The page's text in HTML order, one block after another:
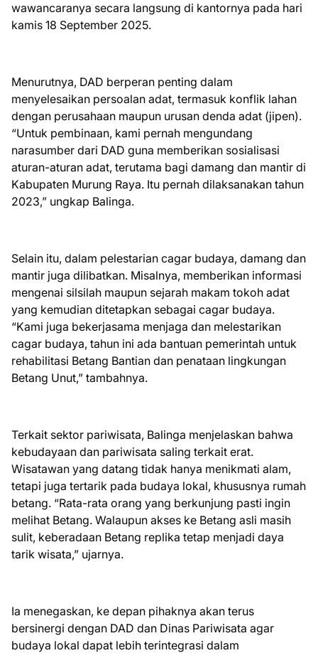
wawancaranya secara langsung di kantornya pada hari
kamis 18 September 2025.
Menurutnya, DAD berperan penting dalam
menyelesaikan persoalan adat, termasuk konflik lahan
dengan perusahaan maupun urusan denda adat (jipen).
“Untuk pembinaan, kami pernah mengundang
narasumber dari DAD guna memberikan sosialisasi
aturan-aturan adat, terutama bagi damang dan mantir di
Kabupaten Murung Raya. Itu pernah dilaksanakan tahun
2023,” ungkap Balinga.
Selain itu, dalam pelestarian cagar budaya, damang dan
mantir juga dilibatkan. Misalnya, memberikan informasi
mengenai silsilah maupun sejarah makam tokoh adat
yang kemudian ditetapkan sebagai cagar budaya.
“Kami juga bekerjasama menjaga dan melestarikan
cagar budaya, tahun ini ada bantuan pemerintah untuk
rehabilitasi Betang Bantian dan penataan lingkungan
Betang Unut,” tambahnya.
Terkait sektor pariwisata, Balinga menjelaskan bahwa
kebudayaan dan pariwisata saling terkait erat.
Wisatawan yang datang tidak hanya menikmati alam,
tetapi juga tertarik pada budaya lokal, khususnya rumah
betang. “Rata-rata orang yang berkunjung pasti ingin
melihat Betang. Walaupun akses ke Betang asli masih
sulit, keberadaan Betang replika tetap menjadi daya
tarik wisata,” ujarnya.
Ia menegaskan, ke depan pihaknya akan terus
bersinergi dengan DAD dan Dinas Pariwisata agar
budaya lokal dapat lebih terintegrasi dalam